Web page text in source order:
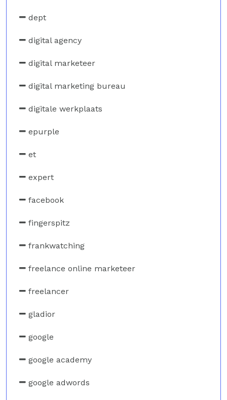
dept
digital agency
digital marketeer
digital marketing bureau
digitale werkplaats
epurple
et
expert
facebook
fingerspitz
frankwatching
freelance online marketeer
freelancer
gladior
google
google academy
google adwords